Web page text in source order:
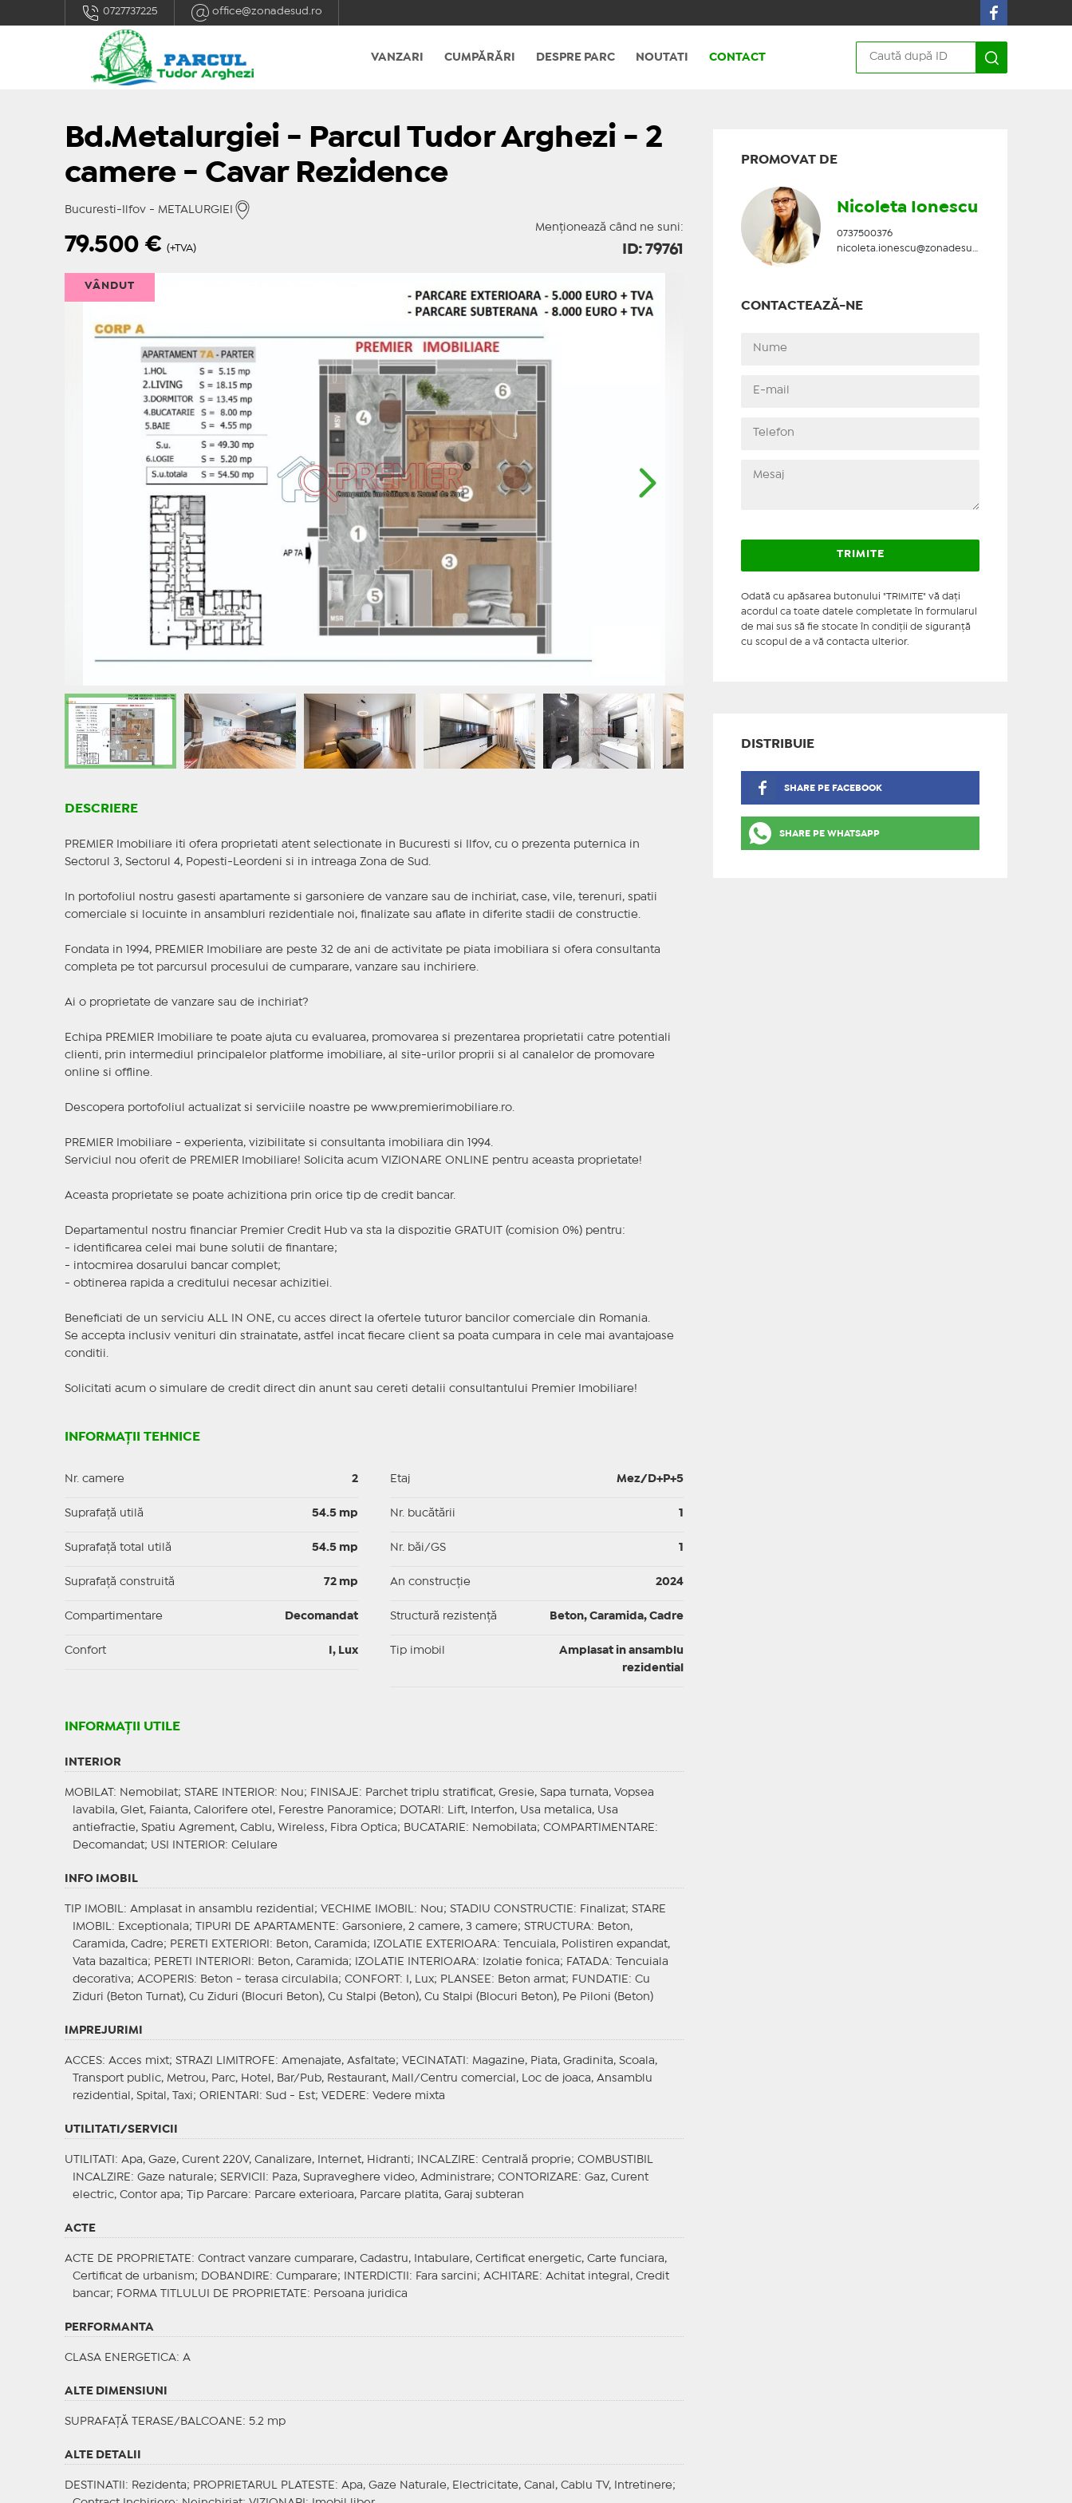
0727737225 office@zonadesud.ro
VANZARI CUMPĂRĂRI DESPRE PARC NOUTATI CONTACT
Bd.Metalurgiei - Parcul Tudor Arghezi - 2
camere - Cavar Rezidence
Bucuresti-Ilfov - METALURGIEI
Menționează când ne suni:
79.500€ (+TVA) ID: 79761
VÂNDUT
DESCRIERE
PREMIER Imobiliare iti ofera proprietati atent selectionate in Bucuresti si Ilfov, cu o prezenta puternica in
Sectorul 3, Sectorul 4, Popesti-Leordeni si in intreaga Zona de Sud.
In portofoliul nostru gasesti apartamente si garsoniere de vanzare sau de inchiriat, case, vile, terenuri, spatii
comerciale si locuinte in ansambluri rezidentiale noi, finalizate sau aflate in diferite stadii de constructie.
Fondata in 1994, PREMIER Imobiliare are peste 32 de ani de activitate pe piata imobiliara si ofera consultanta
completa pe tot parcursul procesului de cumparare, vanzare sau inchiriere.
Ai o proprietate de vanzare sau de inchiriat?
Echipa PREMIER Imobiliare te poate ajuta cu evaluarea, promovarea si prezentarea proprietatii catre potentiali
clienti, prin intermediul principalelor platforme imobiliare, al site-urilor proprii si al canalelor de promovare
online si offline.
Descopera portofoliul actualizat si serviciile noastre pe www.premierimobiliare.ro.
PREMIER Imobiliare - experienta, vizibilitate si consultanta imobiliara din 1994.
Serviciul nou oferit de PREMIER Imobiliare! Solicita acum VIZIONARE ONLINE pentru aceasta proprietate!
Aceasta proprietate se poate achizitiona prin orice tip de credit bancar.
Departamentul nostru financiar Premier Credit Hub va sta la dispozitie GRATUIT (comision 0%) pentru:
- identificarea celei mai bune solutii de finantare;
- intocmirea dosarului bancar complet;
- obtinerea rapida a creditului necesar achizitiei.
Beneficiati de un serviciu ALL IN ONE, cu acces direct la ofertele tuturor bancilor comerciale din Romania.
Se accepta inclusiv venituri din strainatate, astfel incat fiecare client sa poata cumpara in cele mai avantajoase
conditii.
Solicitati acum o simulare de credit direct din anunt sau cereti detalii consultantului Premier Imobiliare!
INFORMAȚII TEHNICE
Nr. camere 2
Suprafaţă utilă 54.5 mp
Suprafaţă total utilă 54.5 mp
Suprafaţă construită 72 mp
Compartimentare Decomandat
Confort I, Lux
Etaj Mez/D+P+5
Nr. bucătării
Nr. băi/GS
An construcție 2024
Structură rezistență Beton, Caramida, Cadre
Tip imobil
Amplasat in ansamblu
rezidential
INFORMAŢII UTILE
INTERIOR
MOBILAT : Nemobilat; STARE INTERIOR: Nou; FINISAJE : Parchet triplu stratificat, Gresie, Sapa turnata, Vopsea
lavabila, Glet, Faianta, Calorifere otel, Ferestre Panoramice;
DOTARI : Lift, Interfon, Usa metalica, Usa
antiefractie, Spatiu Agrement, Cablu, Wireless, Fibra Optica; BUCATARIE : Nemobilata; COMPARTIMENTARE :
Decomandat; USI INTERIOR: Celulare
INFO IMOBIL
TIP IMOBIL : Amplasat in ansamblu rezidential; VECHIME IMOBIL : Nou; STADIU CONSTRUCTIE : Finalizat; STARE
IMOBIL
: Exceptionala; TIPURI DE APARTAMENTE : Garsoniere, 2 camere, 3 camere; STRUCTURA: Beton,
Caramida, Cadre; PERETI EXTERIORI : Beton, Caramida; IZOLATIE EXTERIOARA: Tencuiala, Polistiren expandat,
Vata bazaltica; PERETI INTERIORI : Beton, Caramida; IZOLATIE INTERIOARA: Izolatie fonica; FATADA: Tencuiala
decorativa; ACOPERIS: Beton - terasa circulabila; CONFORT : I, Lux; PLANSEE : Beton armat; FUNDATIE : Cu
Ziduri (Beton Turnat), Cu Ziduri (Blocuri Beton), Cu Stalpi (Beton), Cu Stalpi (Blocuri Beton), Pe Piloni (Beton)
IMPREJURIMI
ACCES: Acces mixt; STRAZI LIMITROFE : Amenajate, Asfaltate; VECINATATI
: Magazine, Piata, Gradinita, Scoala,
Transport public, Metrou, Parc, Hotel, Bar/Pub, Restaurant, Mall/Centru comercial, Loc de joaca, Ansamblu
rezidential, Spital, Taxi; ORIENTARI : Sud - Est; VEDERE : Vedere mixta
UTILITATI/SERVICII
UTILITATI : Apa, Gaze, Curent 220V, Canalizare, Internet, Hidranti; INCALZIRE : Centrală proprie; COMBUSTIBIL
INCALZIRE : Gaze naturale; SERVICII : Paza, Supraveghere video, Administrare; CONTORIZARE : Gaz, Curent
electric, Contor apa;
Tip Parcare: Parcare exterioara, Parcare platita, Garaj subteran
ACTE
ACTE DE PROPRIETATE : Contract vanzare cumparare, Cadastru, Intabulare, Certificat energetic, Carte funciara,
Certificat de urbanism;
DOBANDIRE : Cumparare; INTERDICTII : Fara sarcini; ACHITARE : Achitat integral, Credit
bancar; FORMA TITLULUI DE PROPRIETATE : Persoana juridica
PERFORMANTA
CLASA ENERGETICA: A
ALTE DIMENSIUNI
SUPRAFAȚĂ TERASE/BALCOANE: 5.2 mp
ALTE DETALII
DESTINATII : Rezidenta; PROPRIETARUL PLATESTE : Apa, Gaze Naturale, Electricitate, Canal, Cablu TV, Intretinere;
PROMOVAT DE
Nicoleta Ionescu
0737500376
CONTACTEAZĂ-NE
Odată cu apăsarea butonului "TRIMITE" vă daţi
acordul ca toate datele completate în formularul
de mai sus să fie stocate în condiţii de siguranţă
cu scopul de a vă contacta ulterior.
DISTRIBUIE
SHARE PE FACEBOOK
SHARE PE WHATSAPP